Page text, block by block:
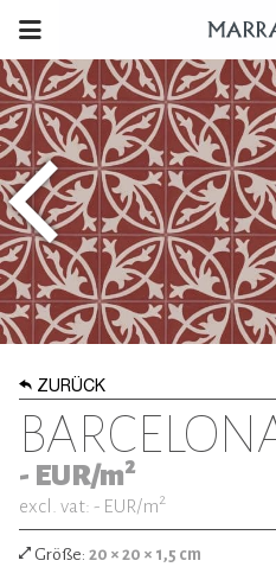
ZURÜCK
- EUR/m2
excl. vat: - EUR/m2
Größe: 20 × 20 × 1,5 cm